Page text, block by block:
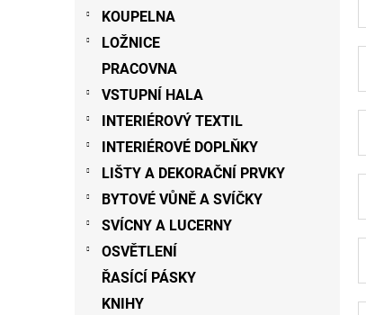
KOUPELNA
LOŽNICE
PRACOVNA
VSTUPNÍ HALA
INTERIÉROVÝ TEXTIL
INTERIÉROVÉ DOPLŇKY
LIŠTY A DEKORAČNÍ PRVKY
BYTOVÉ VŮNĚ A SVÍČKY
SVÍCNY A LUCERNY
OSVĚTLENÍ
ŘASÍCÍ PÁSKY
KNIHY